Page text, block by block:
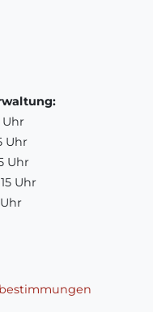
Uhr
Uhr
Uhr
Uhr